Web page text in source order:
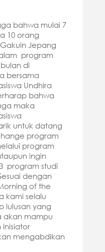
bahwa mulai 7
10 orang
Jepang
program
di
bersama
Undhira
bahwa
maka
untuk datang
program
program
ingin
program studi
dengan
of the
kami selalu
lulusan yang
akan mampu
mengabdikan